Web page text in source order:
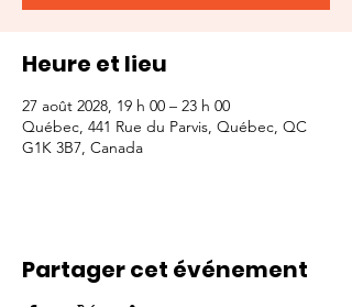
Heure et lieu
27 août 2028, 19 h 00 – 23 h 00
Québec, 441 Rue du Parvis, Québec, QC
G1K 3B7, Canada
Partager cet événement